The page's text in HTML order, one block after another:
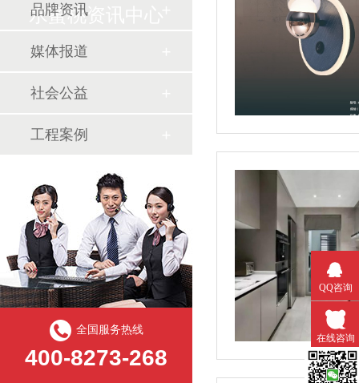
水蜜桃资讯中心
品牌资讯
媒体报道
社会公益
工程案例
全国服务热线
400-8273-268
QQ咨询
在线咨询